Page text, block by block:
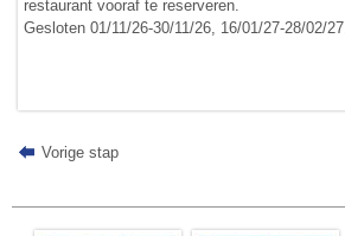
restaurant vooraf te reserveren.
Gesloten 01/11/26-30/11/26, 16/01/27-28/02/27.
Vorige stap